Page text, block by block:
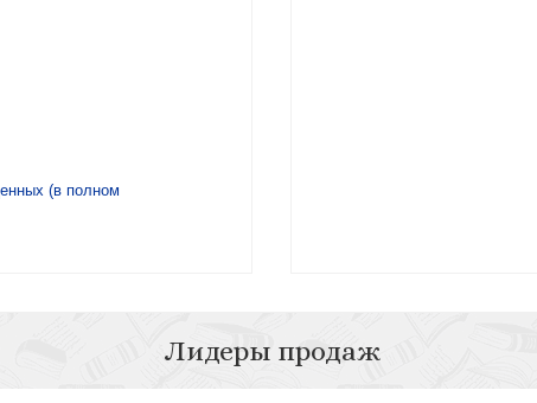
(в полном
Лидеры продаж